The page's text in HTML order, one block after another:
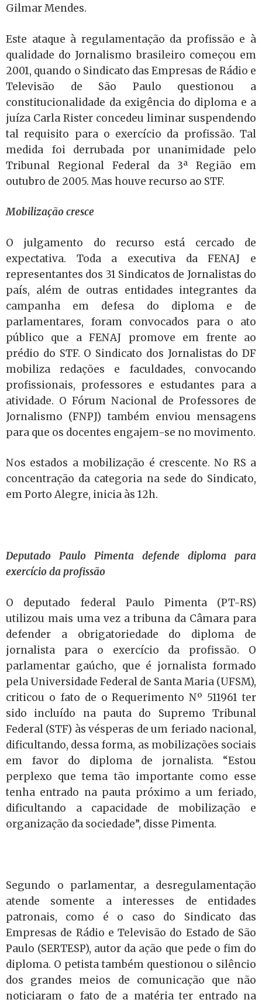
Gilmar Mendes.
Este ataque à regulamentação da profissão e à
qualidade do Jornalismo brasileiro começou em
2001, quando o Sindicato das Empresas de Rádio e
Televisão de São Paulo questionou a
constitucionalidade da exigência do diploma e a
juíza Carla Rister concedeu liminar suspendendo
tal requisito para o exercício da profissão. Tal
medida foi derrubada por unanimidade pelo
Tribunal Regional Federal da 3ª Região em
outubro de 2005. Mas houve recurso ao STF.
Mobilização cresce
O julgamento do recurso está cercado de
expectativa. Toda a executiva da FENAJ e
representantes dos 31 Sindicatos de Jornalistas do
país, além de outras entidades integrantes da
campanha em defesa do diploma e de
parlamentares, foram convocados para o ato
público que a FENAJ promove em frente ao
prédio do STF. O Sindicato dos Jornalistas do DF
mobiliza redações e faculdades, convocando
profissionais, professores e estudantes para a
atividade. O Fórum Nacional de Professores de
Jornalismo (FNPJ) também enviou mensagens
para que os docentes engajem-se no movimento.
Nos estados a mobilização é crescente. No RS a
concentração da categoria na sede do Sindicato,
em Porto Alegre, inicia às 12h.
Deputado Paulo Pimenta defende diploma para
exercício da profissão
O deputado federal Paulo Pimenta (PT-RS)
utilizou mais uma vez a tribuna da Câmara para
defender a obrigatoriedade do diploma de
jornalista para o exercício da profissão. O
parlamentar gaúcho, que é jornalista formado
pela Universidade Federal de Santa Maria (UFSM),
criticou o fato de o Requerimento Nº 511961 ter
sido incluído na pauta do Supremo Tribunal
Federal (STF) às vésperas de um feriado nacional,
dificultando, dessa forma, as mobilizações sociais
em favor do diploma de jornalista. “Estou
perplexo que tema tão importante como esse
tenha entrado na pauta próximo a um feriado,
dificultando a capacidade de mobilização e
organização da sociedade”, disse Pimenta.
Segundo o parlamentar, a desregulamentação
atende somente a interesses de entidades
patronais, como é o caso do Sindicato das
Empresas de Rádio e Televisão do Estado de São
Paulo (SERTESP), autor da ação que pede o fim do
diploma. O petista também questionou o silêncio
dos grandes meios de comunicação que não
noticiaram o fato de a matéria ter entrado na